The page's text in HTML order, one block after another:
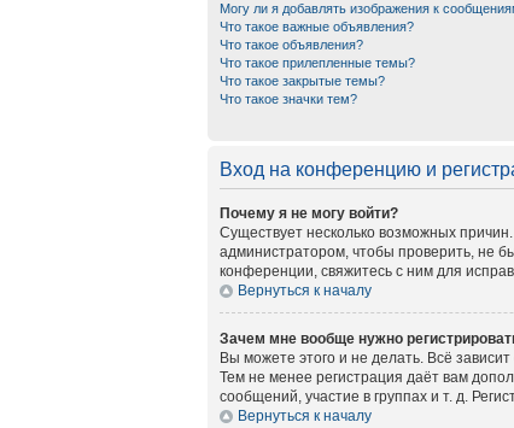
Могу ли я добавлять изображения к
Что такое важные объявления?
Что такое объявления?
Что такое прилепленные темы?
Что такое закрытые темы?
Что такое значки тем?
Вход на конференцию и
Почему я не могу войти?
Существует несколько возможных
администратором, чтобы проверить, не
конференции, свяжитесь с ним для
Вернуться к началу
Зачем мне вообще нужно
Вы можете этого и не делать. Всё
Тем не менее регистрация даёт вам
сообщений, участие в группах и т. д.
Вернуться к началу